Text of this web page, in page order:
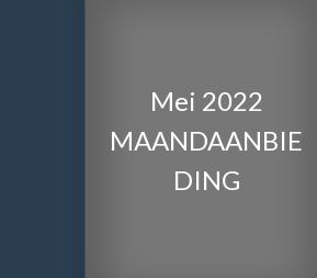
Mei 2022
MAANDAANBIE
DING